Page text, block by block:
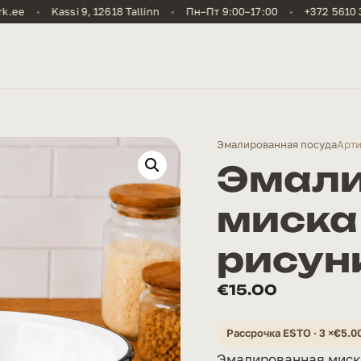
Kassi 9, 12618 Tallinn Пн–Пт 9:00–17:00 +372 5610
Эмалированная посуда
миска
€15.00
Рассрочка ESTO · 3 ×€